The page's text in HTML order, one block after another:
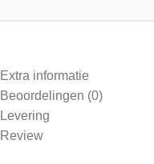
Extra informatie
Beoordelingen (0)
Levering
Review